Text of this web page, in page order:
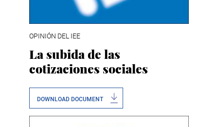
OPINIÓN DEL IEE
La subida de las
cotizaciones sociales
DOWNLOAD DOCUMENT